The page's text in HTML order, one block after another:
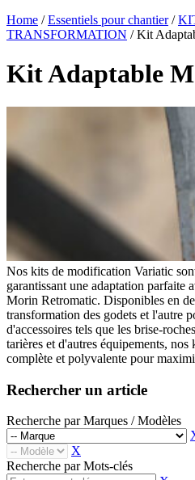
Essentiels pour chantier
GODETS & ACCESSOIRES
Dents de Déroctage
Pouce de Manutention
Godets Squelette
Grappins Mécaniques
Godet Banane
Fourches à Palettes
Accessoires de Godet
KITS DE TRANSFORMATION
Kit Adaptable Morin (Variatic)
Kit Origine Morin
Kit Oreilles 2 Axes
Kit Engcon
Kit Martin
Kit Klac
Kit Cangini Benne (MBI)
Kit Neuson Easy Lock
Kit VAB Volvo
Kit Volvo Mecalac à Tétons
Kit Lehnhoff
Kit Verachtert
Kit VTN
Kit Blanchard
ATTACHES RAPIDES
Attache Rapide - Coupleur Morin
Attache Rapide Coupleur Mécanique
Essentiels pour chantier
Godets
Dents de Déroctage
Pouce de Manutention
Râteaux
Godets Squelette
Grappins Mécaniques
Fourches à Palettes
Accessoires de Godet
KITS DE
Kit Adaptable Morin
Kit Origine Morin
Kit Oreilles 2 Axes
Kit Engcon
Kit Martin
Kit Klac
Kit Cangini Benne
Kit Neuson Easy Lock
Kit VAB Volvo
Kit Volvo Mecalac à
Kit Lehnhoff
Kit Verachtert
Kit Arden
Kit Blanchard
ATTACHES RAPIDES
Attache Rapide -
Home /Essentiels pour chantier/
TRANSFORMATION / Kit
Kit Adaptable
Nos kits de modification Variatic
garantissant une adaptation parfaite
Morin Retromatic. Disponibles en
transformation des godets et l'autre
d'accessoires tels que les brise-
tarières et d'autres équipements,
complète et polyvalente pour
Rechercher un article
Recherche par Marques / Modèles
X
Recherche par Mots-clés